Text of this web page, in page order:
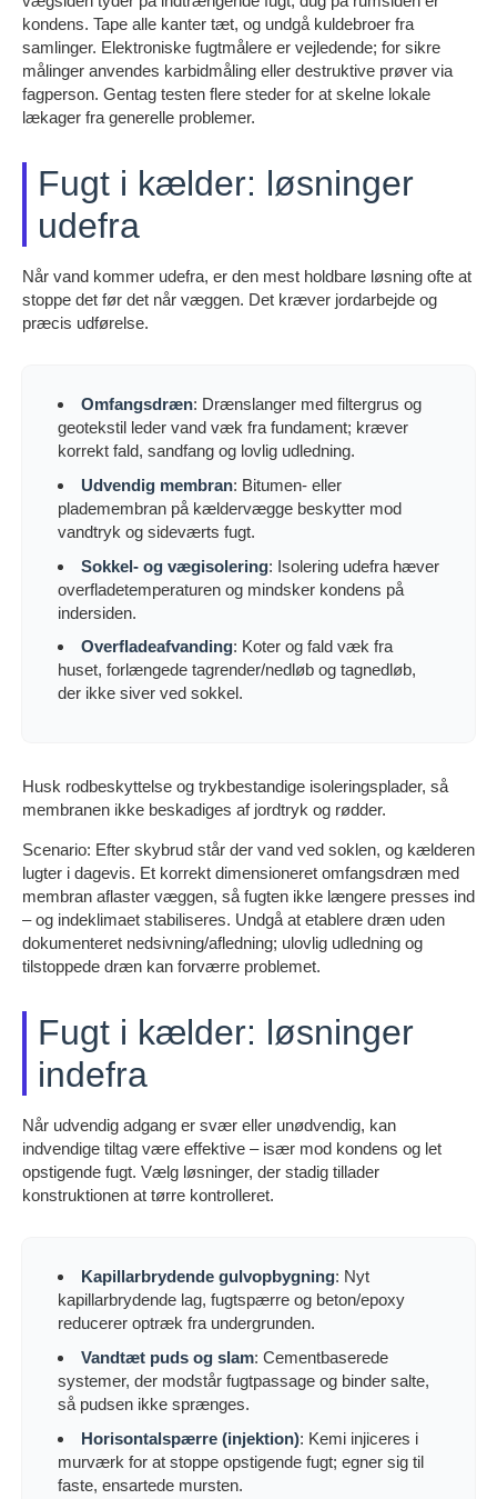
kondens. Tape alle kanter tæt, og undgå kuldebroer fra
samlinger. Elektroniske fugtmålere er vejledende; for sikre
målinger anvendes karbidmåling eller destruktive prøver via
fagperson. Gentag testen flere steder for at skelne lokale
lækager fra generelle problemer.
Fugt i kælder: løsninger
udefra
Når vand kommer udefra, er den mest holdbare løsning ofte at
stoppe det før det når væggen. Det kræver jordarbejde og
præcis udførelse.
Omfangsdræn: Drænslanger med filtergrus og
geotekstil leder vand væk fra fundament; kræver
korrekt fald, sandfang og lovlig udledning.
Udvendig membran: Bitumen- eller
plademembran på kældervægge beskytter mod
vandtryk og sideværts fugt.
Sokkel- og vægisolering: Isolering udefra hæver
overfladetemperaturen og mindsker kondens på
indersiden.
Overfladeafvanding: Koter og fald væk fra
huset, forlængede tagrender/nedløb og tagnedløb,
der ikke siver ved sokkel.
Husk rodbeskyttelse og trykbestandige isoleringsplader, så
membranen ikke beskadiges af jordtryk og rødder.
Scenario: Efter skybrud står der vand ved soklen, og kælderen
lugter i dagevis. Et korrekt dimensioneret omfangsdræn med
membran aflaster væggen, så fugten ikke længere presses ind
– og indeklimaet stabiliseres. Undgå at etablere dræn uden
dokumenteret nedsivning/afledning; ulovlig udledning og
tilstoppede dræn kan forværre problemet.
Fugt i kælder: løsninger
indefra
Når udvendig adgang er svær eller unødvendig, kan
indvendige tiltag være effektive – især mod kondens og let
opstigende fugt. Vælg løsninger, der stadig tillader
konstruktionen at tørre kontrolleret.
Kapillarbrydende gulvopbygning: Nyt
kapillarbrydende lag, fugtspærre og beton/epoxy
reducerer optræk fra undergrunden.
Vandtæt puds og slam: Cementbaserede
systemer, der modstår fugtpassage og binder salte,
så pudsen ikke sprænges.
Horisontalspærre (injektion): Kemi injiceres i
murværk for at stoppe opstigende fugt; egner sig til
faste, ensartede mursten.